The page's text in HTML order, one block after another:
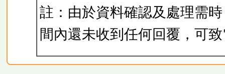
註：由於資料確認及處理需
間內還未收到任何回覆，可